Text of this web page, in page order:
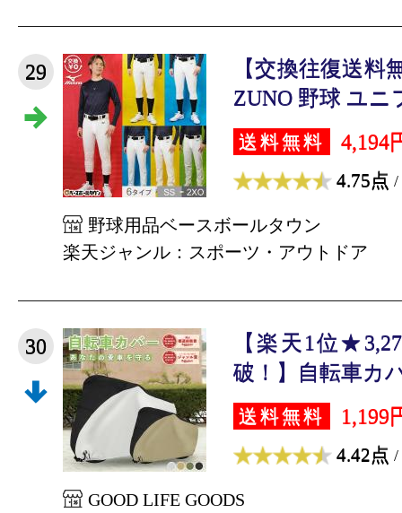
29
【交換往復送料
ZUNO 野球 ユニ
送料無料 4,194
4.75点 /
野球用品ベースボールタウン
楽天ジャンル：スポーツ・アウトドア
30
【楽天1位
破！】自転車カ
送料無料 1,199
4.42点 /
GOOD LIFE GOODS